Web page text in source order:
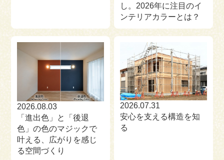
し。2026年に注目のイ
ンテリアカラーとは？
2026.08.03
「進出色」と「後退
色」の色のマジックで
叶える、広がりを感じ
る空間づくり
2026.07.31
安心を支える構造を知
る